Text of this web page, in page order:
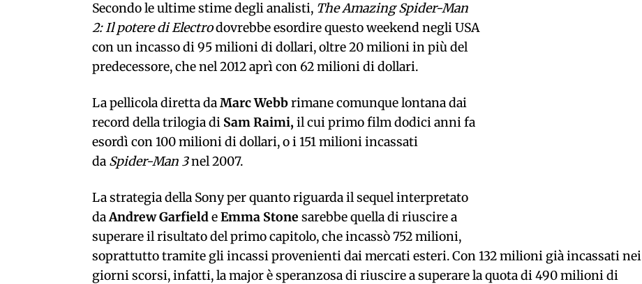
Secondo le ultime stime degli analisti, The Amazing Spider-Man
2: Il potere di Electrodovrebbe esordire questo weekend negli USA
con un incasso di 95 milioni di dollari, oltre 20 milioni in più del
predecessore, che nel 2012 aprì con 62 milioni di dollari.
La pellicola diretta daMarc Webbrimane comunque lontana dai
record della trilogia di Sam Raimi, il cui primo film dodici anni fa
esordì con 100 milioni di dollari, o i 151 milioni incassati
da Spider-Man 3nel 2007.
La strategia della Sony per quanto riguarda il sequel interpretato
daAndrew GarfieldeEmma Stone sarebbe quella di riuscire a
superare il risultato del primo capitolo, che incassò 752 milioni,
soprattutto tramite gli incassi provenienti dai mercati esteri. Con 132 milioni già incassati nei
giorni scorsi, infatti, la major è speranzosa di riuscire a superare la quota di 490 milioni di